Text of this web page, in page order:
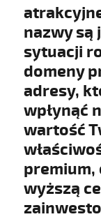
nazwy są
sytuacji
domeny
adresy,
wpłynąć
wartość
premium,
wyższą